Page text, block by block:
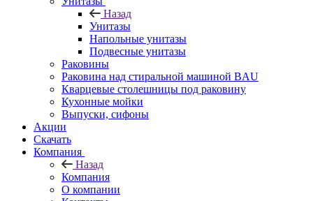
Назад
Унитазы
Напольные унитазы
Подвесные унитазы
Раковины
Раковина над стиральной машиной BAU
Кварцевые столешницы под раковину
Кухонные мойки
Выпуски, сифоны
Акции
Скачать
Компания
Назад
Компания
О компании